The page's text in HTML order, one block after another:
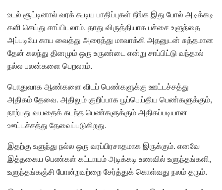
உடல் சூட்டினால் வரக் கூடிய பாதிப்புகள் நீங்க இது போல் அடிக்கடி
களி செய்து சாப்பிடலாம். தாது விருத்தியாக பச்சை உளுந்தை
அப்படியே காய வைத்து அரைத்து மாவாக்கி அதனுடன் சுத்தமான
தேன் கலந்து தினமும் ஒரு உருண்டை என்று சாப்பிட்டு வந்தால்
நல்ல பலன்களை பெறலாம்.
பொதுவாக ஆண்களை விடப் பெண்களுக்கு ஊட்டச்சத்து
அதிகம் தேவை. அதிலும் குறிப்பாக பூப்பெய்திய பெண்களுக்கும்,
நாற்பது வயதைக் கடந்த பெண்களுக்கும் அதிகப்படியான
ஊட்டச்சத்து தேவைப்படுகிறது.
இதற்கு உளுந்து நல்ல ஒரு வரப்பிரசாதமாக இருக்கும். எனவே
இத்தகைய பெண்கள் கட்டாயம் அடிக்கடி உணவில் உளுந்தங்களி,
உளுந்தங்கஞ்சி போன்றவற்றை சேர்த்துக் கொள்வது நலம் தரும்.